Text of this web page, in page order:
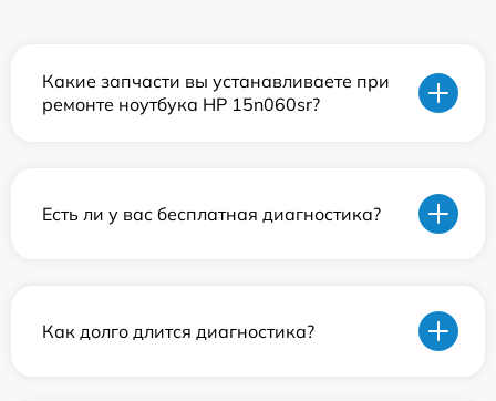
Какие запчасти вы устанавливаете при
ремонте ноутбука HP 15n060sr?
Есть ли у вас бесплатная диагностика?
Как долго длится диагностика?